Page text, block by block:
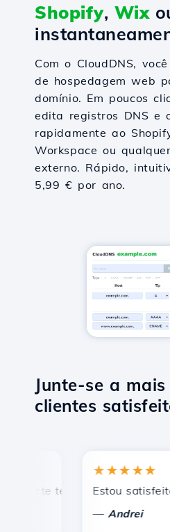
Shopify, Wix
Com o CloudDNS,
de hospedagem web
domínio. Em poucos
edita registros DNS e
rapidamente ao
Workspace ou
externo. Rápido,
5,99 € por ano.
Junte-se a
clientes
técnico rápido e eficiente.
★★★★★
Estou satisfeito
Andrei